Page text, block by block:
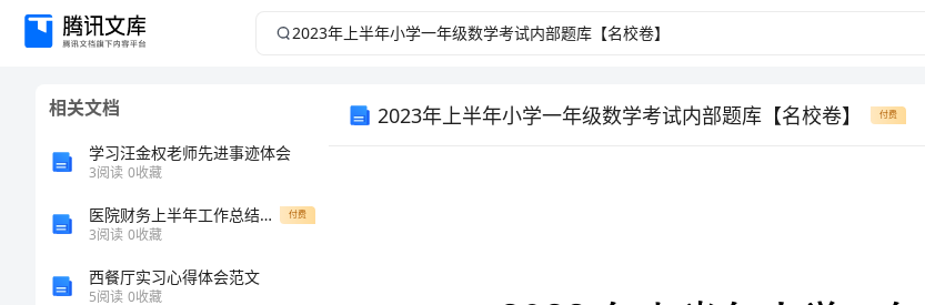
2023
相关文档
学习汪金权老师先进事迹体会
3阅读 0收藏
医院财务上半年工作总结以及计划 付费
3阅读 0收藏
西餐厅实习心得体会范文
5阅读 0收藏
2023年上半年小学一年级数学考试内部题库【名校卷】 付费